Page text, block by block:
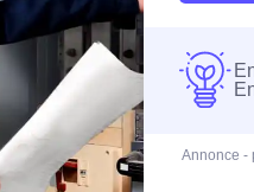
Annonce -